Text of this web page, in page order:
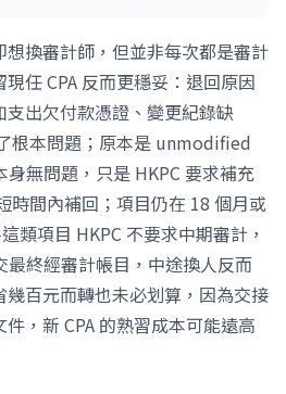
換審計師，但並非每次都是審計
任 CPA 反而更穩妥：退回原因
出欠付款憑證、變更紀錄缺
根本問題；原本是 unmodified
無問題，只是 HKPC 要求補充
時間內補回；項目仍在 18 個月或
類項目 HKPC 不要求中期審計，
最終經審計帳目，中途換人反而
百元而轉也未必划算，因為交接
，新 CPA 的熟習成本可能遠高